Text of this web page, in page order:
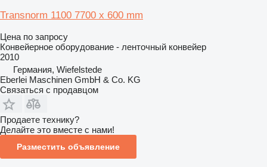
Transnorm 1100 7700 x 600 mm
Цена по запросу
Конвейерное оборудование - ленточный конвейер
2010
Германия, Wiefelstede
Eberlei Maschinen GmbH & Co. KG
Связаться с продавцом
Продаете технику?
Делайте это вместе с нами!
Разместить объявление